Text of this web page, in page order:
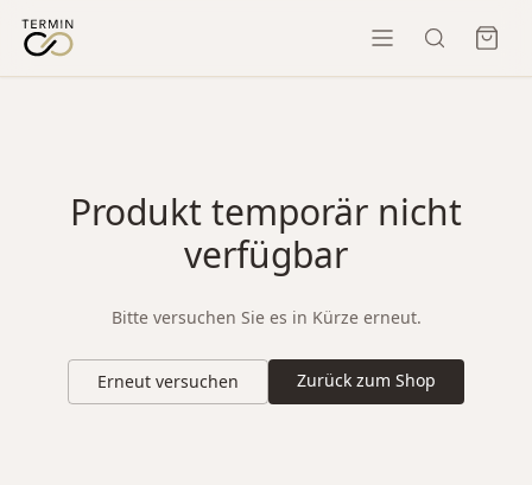
Produkt temporär nicht
verfügbar
Bitte versuchen Sie es in Kürze erneut.
Erneut versuchen Zurück zum Shop